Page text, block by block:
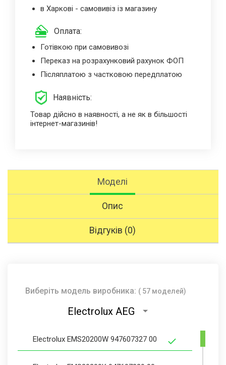
в Харкові - самовивіз із магазину
Оплата:
Готівкою при самовивозі
Переказ на розрахунковий рахунок ФОП
Післяплатою з частковою передплатою
Наявність:
Товар дійсно в наявності, а не як в більшості
інтернет-магазинів!
Моделі
Опис
Відгуків (0)
Виберіть модель виробника: ( 57 моделей)
Electrolux AEG
Electrolux EMS20200W 947607327 00